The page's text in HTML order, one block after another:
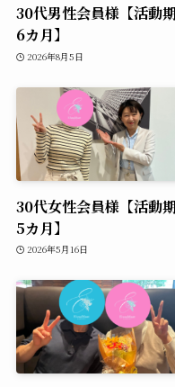
30代男性会員様【活動
6カ月】
2026年8月5日
30代女性会員様【活動
5カ月】
2026年5月16日